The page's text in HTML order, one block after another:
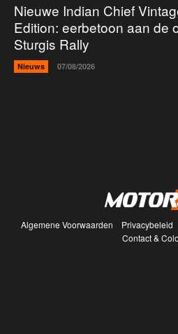
Nieuwe Indian Chief
Edition: eerbetoon aan de
Sturgis Rally
Nieuws 07/08/2026
Algemene Voorwaarden Privacybeleid
Contact &